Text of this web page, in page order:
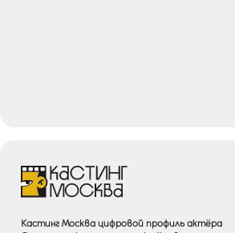
Кастинг Москва цифровой профиль актёра